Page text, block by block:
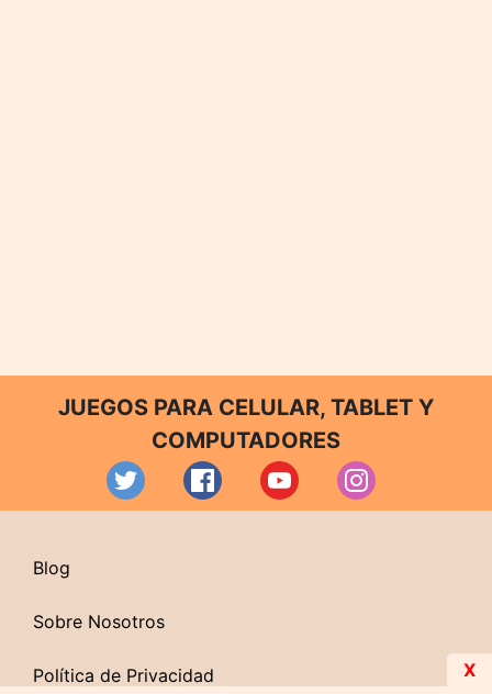
JUEGOS PARA CELULAR, TABLET Y
COMPUTADORES
Blog
Sobre Nosotros
Política de Privacidad X